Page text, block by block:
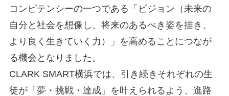
コンピテンシーの一つである「ビジョン（未来の
自分と社会を想像し、将来のあるべき姿を描き、
より良く生きていく力）」を高めることにつなが
る機会となりました。
CLARK SMART横浜では、引き続きそれぞれの生
徒が「夢・挑戦・達成」を叶えられるよう、進路